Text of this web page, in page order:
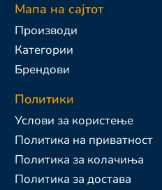
Мапа на сајтот
Производи
Категории
Брендови
Политики
Услови за користење
Политика на приватност
Политика за колачиња
Политика за достава